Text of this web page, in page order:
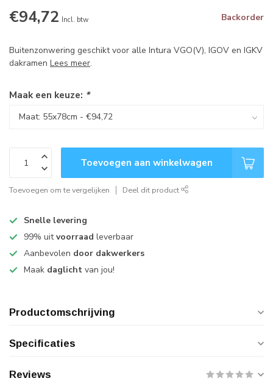
€94,72 Incl. btw Backorder
Buitenzonwering geschikt voor alle Intura VGO(V), IGOV en IGKV
dakramen Lees meer.
Maak een keuze: *
Toevoegen aan winkelwagen
Toevoegen om te vergelijken Deel dit product
Snelle levering
99% uitvoorraad leverbaar
Aanbevolen door dakwerkers
Maak daglicht van jou!
Productomschrijving
Specificaties
Reviews